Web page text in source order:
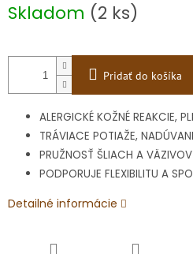
cena:
Skladom (2 ks)
Pridať do košíka
ALERGICKÉ KOŽNÉ REAKCIE,
TRÁVIACE POTIAŽE,
PRUŽNOSŤ ŠLIACH A
PODPORUJE FLEXIBILITU A
Detailné informácie